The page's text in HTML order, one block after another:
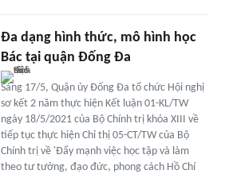
Đa dạng hình thức, mô hình học
Bác tại quận Đống Đa
Sáng 17/5, Quận ủy Đống Đa tổ chức Hội nghị
sơ kết 2 năm thực hiện Kết luận 01-KL/TW
ngày 18/5/2021 của Bộ Chính trị khóa XIII về
tiếp tục thực hiện Chỉ thị 05-CT/TW của Bộ
Chính trị về 'Đẩy mạnh việc học tập và làm
theo tư tưởng, đạo đức, phong cách Hồ Chí